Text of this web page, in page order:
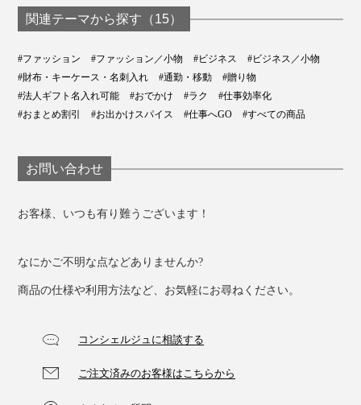
関連テーマから探す（15）
#ファッション #ファッション／小物 #ビジネス
#ビジネス／小物
#財布・キーケース・名刺入れ
#通勤・移動
#贈り物
#法人ギフト名入れ可能
#おでかけ #ラク
#仕事効率化
#おまとめ割引
#お出かけスパイス #仕事へGO #すべての商品
お問い合わせ
お客様、いつも有り難うございます！
なにかご不明な点などありませんか?
商品の仕様や利用方法など、お気軽にお尋ねください。
コンシェルジュに相談する
ご注文済みのお客様はこちらから